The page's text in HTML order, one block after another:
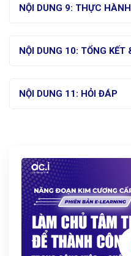
NỘI DUNG 9: THỰC
NỘI DUNG 10: TỔNG
NỘI DUNG 11: HỎI ĐÁP